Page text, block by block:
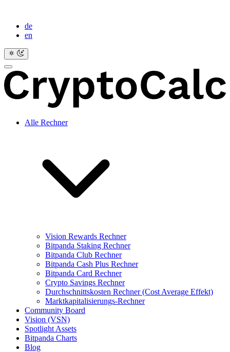
de
en
Alle Rechner
Vision Rewards Rechner
Bitpanda Staking Rechner
Bitpanda Club Rechner
Bitpanda Cash Plus Rechner
Bitpanda Card Rechner
Crypto Savings Rechner
Durchschnittskosten Rechner (Cost Average Effekt)
Marktkapitalisierungs-Rechner
Community Board
Vision (VSN)
Spotlight Assets
Bitpanda Charts
Blog